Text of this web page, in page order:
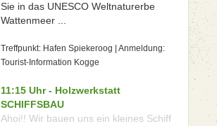
Sie in das UNESCO Weltnaturerbe
Wattenmeer ...
Treffpunkt: Hafen Spiekeroog | Anmeldung:
Tourist-Information Kogge
11:15 Uhr - Holzwerkstatt
SCHIFFSBAU
Ahoi!! Wir bauen uns ein kleines Schiff